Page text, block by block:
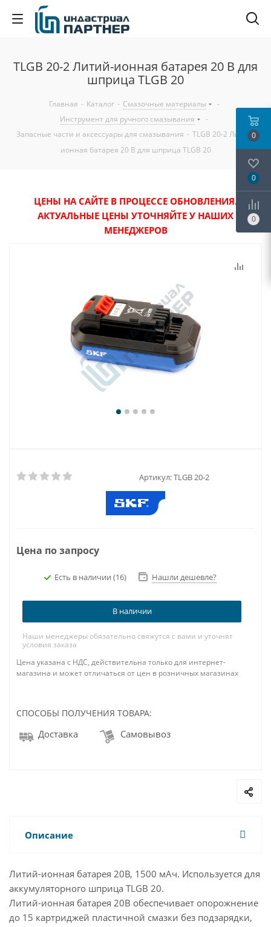
TLGB 20-2 Литий-ионная батарея 20 В для
шприца TLGB 20
Главная - Каталог - Смазочные материалы
-
Инструмент для ручного смазывания
-
Запасные части и аксессуары для смазывания - TLGB 20-2 Литий-
ионная батарея 20 В для шприца TLGB 20
ЦЕНЫ НА САЙТЕ В ПРОЦЕССЕ ОБНОВЛЕНИЯ.
АКТУАЛЬНЫЕ ЦЕНЫ УТОЧНЯЙТЕ У НАШИХ
МЕНЕДЖЕРОВ
Артикул:TLGB 20-2
Цена по запросу
Есть в наличии (16) Нашли дешевле?
В наличии
Наши менеджеры обязательно свяжутся с вами и уточнят
условия заказа
Цена указана с НДС, действительна только для интернет-
магазина и может отличаться от цен в розничных магазинах
СПОСОБЫ ПОЛУЧЕНИЯ ТОВАРА:
Доставка Самовывоз
Описание
Литий-ионная батарея 20В, 1500 мАч. Используется для
аккумуляторного шприца TLGB 20.
Литий-ионная батарея 20В обеспечивает опорожнение
до 15 картриджей пластичной смазки без подзарядки,
0
0
0